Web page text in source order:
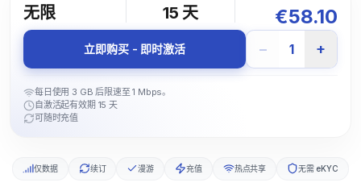
无限 15 天 €58.10
立即购买 - 即时激活 − 1 +
每日使用 3 GB 后限速至 1 Mbps。
自激活起有效期 15 天
可随时充值
仅数据 续订 漫游 充值 热点共享 无需 eKYC